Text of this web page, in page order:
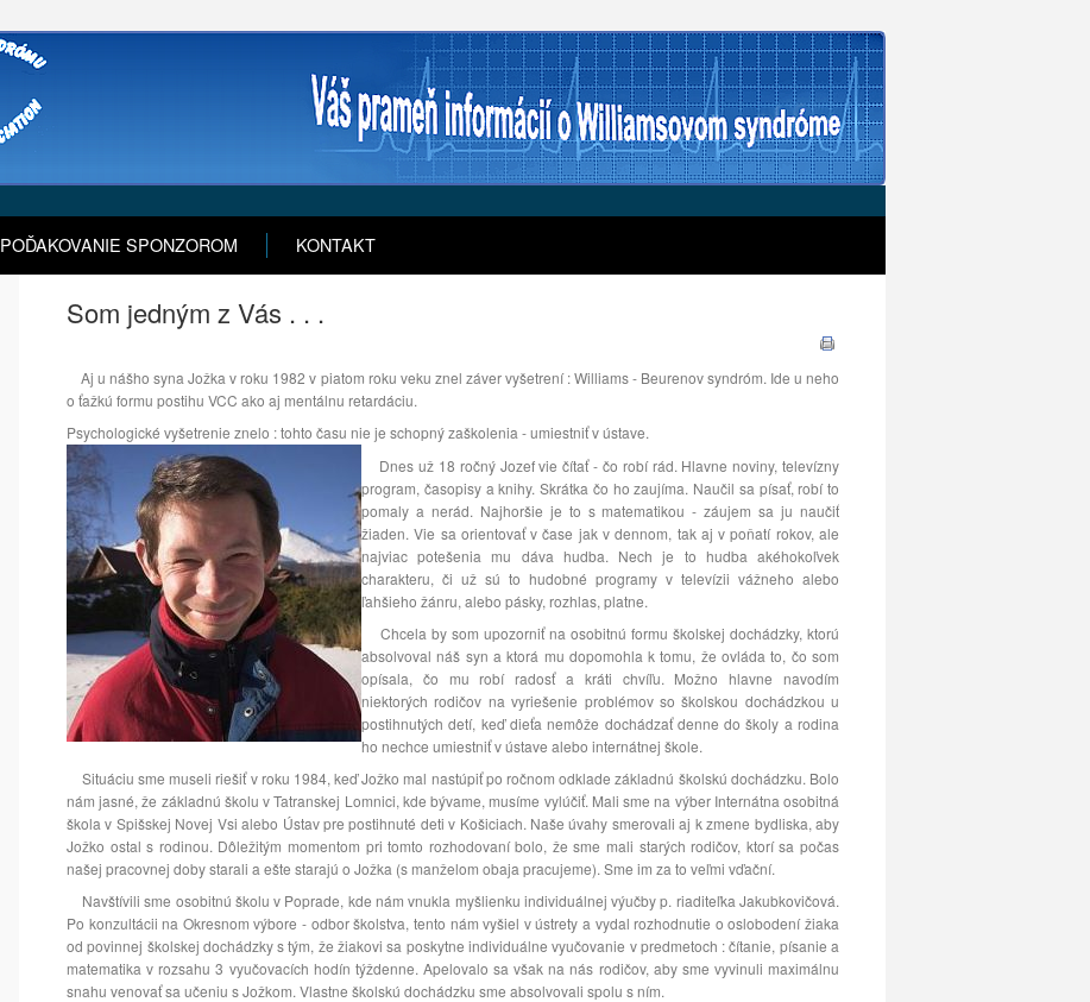
POĎAKOVANIE SPONZOROM KONTAKT
Som jedným z Vás . . .
Aj u nášho syna Jožka v roku 1982 v piatom roku veku znel záver vyšetrení : Williams - Beurenov syndróm. Ide u neho
o ťažkú formu postihu VCC ako aj mentálnu retardáciu.
Psychologické vyšetrenie znelo : tohto času nie je schopný zaškolenia - umiestniť v ústave.
Dnes už 18 ročný Jozef vie čítať - čo robí rád. Hlavne noviny, televízny
program, časopisy a knihy. Skrátka čo ho zaujíma. Naučil sa písať, robí to
pomaly a nerád. Najhoršie je to s matematikou - záujem sa ju naučiť
žiaden. Vie sa orientovať v čase jak v dennom, tak aj v poňatí rokov, ale
najviac potešenia mu dáva hudba. Nech je to hudba akéhokoľvek
charakteru, či už sú to hudobné programy v televízii vážneho alebo
ľahšieho žánru, alebo pásky, rozhlas, platne.
Chcela by som upozorniť na osobitnú formu školskej dochádzky, ktorú
absolvoval náš syn a ktorá mu dopomohla k tomu, že ovláda to, čo som
opísala, čo mu robí radosť a kráti chvíľu. Možno hlavne navodím
niektorých rodičov na vyriešenie problémov so školskou dochádzkou u
postihnutých detí, keď dieťa nemôže dochádzať denne do školy a rodina
ho nechce umiestniť v ústave alebo internátnej škole.
Situáciu sme museli riešiť v roku 1984, keď Jožko mal nastúpiť po ročnom odklade základnú školskú dochádzku. Bolo
nám jasné, že základnú školu v Tatranskej Lomnici, kde bývame, musíme vylúčiť. Mali sme na výber Internátna osobitná
škola v Spišskej Novej Vsi alebo Ústav pre postihnuté deti v Košiciach. Naše úvahy smerovali aj k zmene bydliska, aby
Jožko ostal s rodinou. Dôležitým momentom pri tomto rozhodovaní bolo, že sme mali starých rodičov, ktorí sa počas
našej pracovnej doby starali a ešte starajú o Jožka (s manželom obaja pracujeme). Sme im za to veľmi vďační.
Navštívili sme osobitnú školu v Poprade, kde nám vnukla myšlienku individuálnej výučby p. riaditeľka Jakubkovičová.
Po konzultácii na Okresnom výbore - odbor školstva, tento nám vyšiel v ústrety a vydal rozhodnutie o oslobodení žiaka
od povinnej školskej dochádzky s tým, že žiakovi sa poskytne individuálne vyučovanie v predmetoch : čítanie, písanie a
matematika v rozsahu 3 vyučovacích hodín týždenne. Apelovalo sa však na nás rodičov, aby sme vyvinuli maximálnu
snahu venovať sa učeniu s Jožkom. Vlastne školskú dochádzku sme absolvovali spolu s ním.